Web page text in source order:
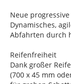
Neue
Dynamisches,
Abfahrten durch
Reifenfreiheit
Dank großer
(700 x 45 mm